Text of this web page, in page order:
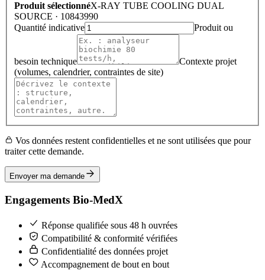
Produit sélectionnéX-RAY TUBE COOLING DUAL
SOURCE · 10843990
Quantité indicative
Produit ou
besoin technique
Contexte projet
(volumes, calendrier, contraintes de site)
Vos données restent confidentielles et ne sont utilisées que pour
traiter cette demande.
Envoyer ma demande
Engagements Bio-MedX
Réponse qualifiée sous 48 h ouvrées
Compatibilité & conformité vérifiées
Confidentialité des données projet
Accompagnement de bout en bout